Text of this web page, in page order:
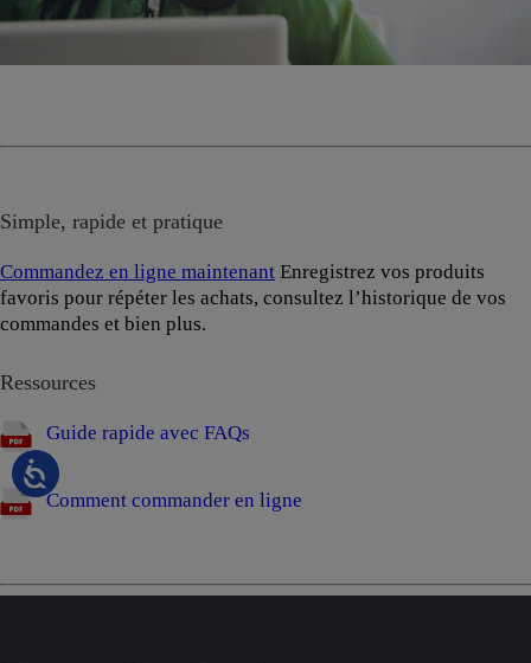
Simple, rapide et pratique
Commandez en ligne maintenant Enregistrez vos produits
favoris pour répéter les achats, consultez l’historique de vos
commandes et bien plus.
Ressources
Guide rapide avec FAQs
Comment commander en ligne